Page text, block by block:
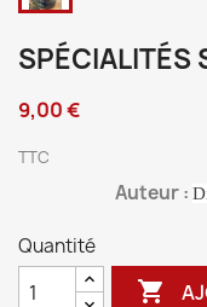
SPÉCIALITÉS
9,00 €
TTC
Auteur :
Quantité
